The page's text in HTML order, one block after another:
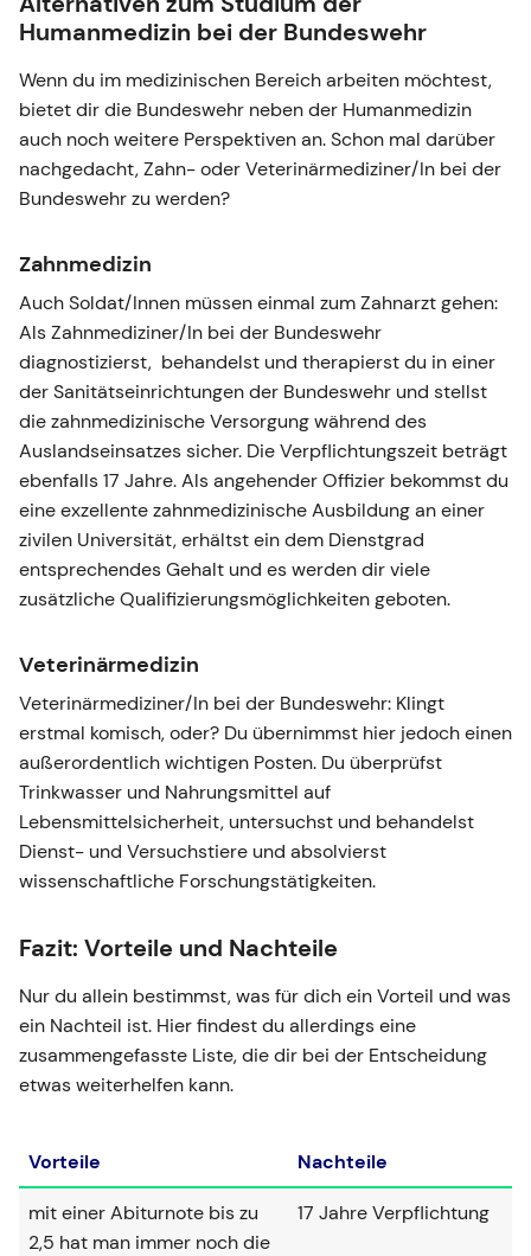
Humanmedizin bei der Bundeswehr
Wenn du im medizinischen Bereich arbeiten möchtest,
bietet dir die Bundeswehr neben der Humanmedizin
auch noch weitere Perspektiven an. Schon mal darüber
nachgedacht, Zahn- oder Veterinärmediziner/In bei der
Bundeswehr zu werden?
Zahnmedizin
Auch Soldat/Innen müssen einmal zum Zahnarzt gehen:
Als Zahnmediziner/In bei der Bundeswehr
diagnostizierst, behandelst und therapierst du in einer
der Sanitätseinrichtungen der Bundeswehr und stellst
die zahnmedizinische Versorgung während des
Auslandseinsatzes sicher. Die Verpflichtungszeit beträgt
ebenfalls 17 Jahre. Als angehender Offizier bekommst du
eine exzellente zahnmedizinische Ausbildung an einer
zivilen Universität, erhältst ein dem Dienstgrad
entsprechendes Gehalt und es werden dir viele
zusätzliche Qualifizierungsmöglichkeiten geboten.
Veterinärmedizin
Veterinärmediziner/In bei der Bundeswehr: Klingt
erstmal komisch, oder? Du übernimmst hier jedoch einen
außerordentlich wichtigen Posten. Du überprüfst
Trinkwasser und Nahrungsmittel auf
Lebensmittelsicherheit, untersuchst und behandelst
Dienst- und Versuchstiere und absolvierst
wissenschaftliche Forschungstätigkeiten.
Fazit: Vorteile und Nachteile
Nur du allein bestimmst, was für dich ein Vorteil und was
ein Nachteil ist. Hier findest du allerdings eine
zusammengefasste Liste, die dir bei der Entscheidung
etwas weiterhelfen kann.
Vorteile Nachteile
mit einer Abiturnote bis zu
2,5 hat man immer noch die
17 Jahre Verpflichtung